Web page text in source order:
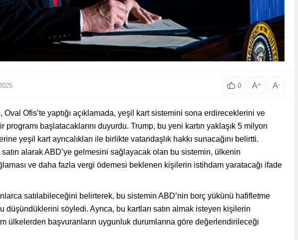
0 A+ A-
Ofis’te yaptığı açıklamada, yeşil kart sistemini sona erdireceklerini ve
programı başlatacaklarını duyurdu. Trump, bu yeni kartın yaklaşık 5 milyon
yeşil kart ayrıcalıkları ile birlikte vatandaşlık hakkı sunacağını belirtti.
satın alarak ABD’ye gelmesini sağlayacak olan bu sistemin, ülkenin
ve daha fazla vergi ödemesi beklenen kişilerin istihdam yaratacağı ifade
satılabileceğini belirterek, bu sistemin ABD’nin borç yükünü hafifletme
söyledi. Ayrıca, bu kartları satın almak isteyen kişilerin
ülkelerden başvuranların uygunluk durumlarına göre değerlendirileceği